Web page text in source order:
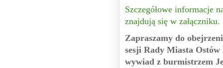
Szczegółowe informacje
znajdują się w załączniku.
Zapraszamy do
sesji Rady Miasta
wywiad z burmistrzem